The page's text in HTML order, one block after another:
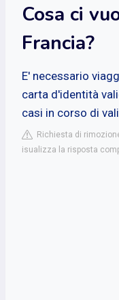
Cosa ci
Francia?
E' necessario
carta d'identità
casi in corso di
Richiesta di
isualizza la risposta